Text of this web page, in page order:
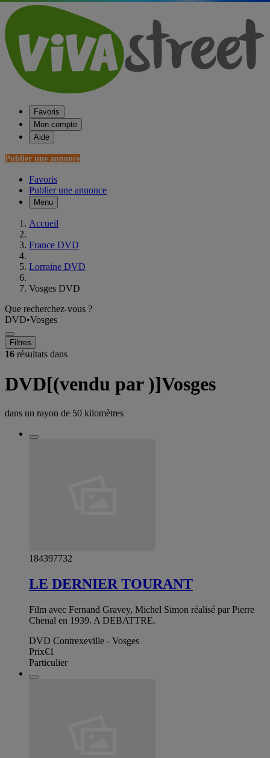
Favoris
Mon compte
Aide
Publier une annonce
Favoris
Publier une annonce
Menu
Accueil
France DVD
Lorraine DVD
Vosges DVD
Que recherchez-vous ?
DVD•Vosges
Filtres
16 résultats dans
DVD[(vendu par )]Vosges
dans un rayon de 50 kilomètres
184397732
LE DERNIER TOURANT
Film avec Fernand Gravey, Michel Simon réalisé par Pierre
Chenal en 1939. A DEBATTRE.
DVD Contrexeville - Vosges
Prix€1
Particulier